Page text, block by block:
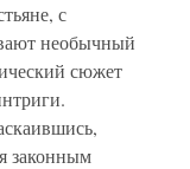
с
необычный
сюжет
законным